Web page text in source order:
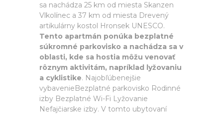
sa nachádza 25 km od miesta Skanzen
Vlkolínec a 37 km od miesta Drevený
artikulárny kostol Hronsek UNESCO.
Tento apartmán ponúka bezplatné
súkromné parkovisko a nachádza sa v
oblasti, kde sa hostia môžu venovať
rôznym aktivitám, napríklad lyžovaniu
a cyklistike. Najobľúbenejšie
vybavenieBezplatné parkovisko Rodinné
izby Bezplatné Wi-Fi Lyžovanie
Nefajčiarske izby. V tomto ubytovaní